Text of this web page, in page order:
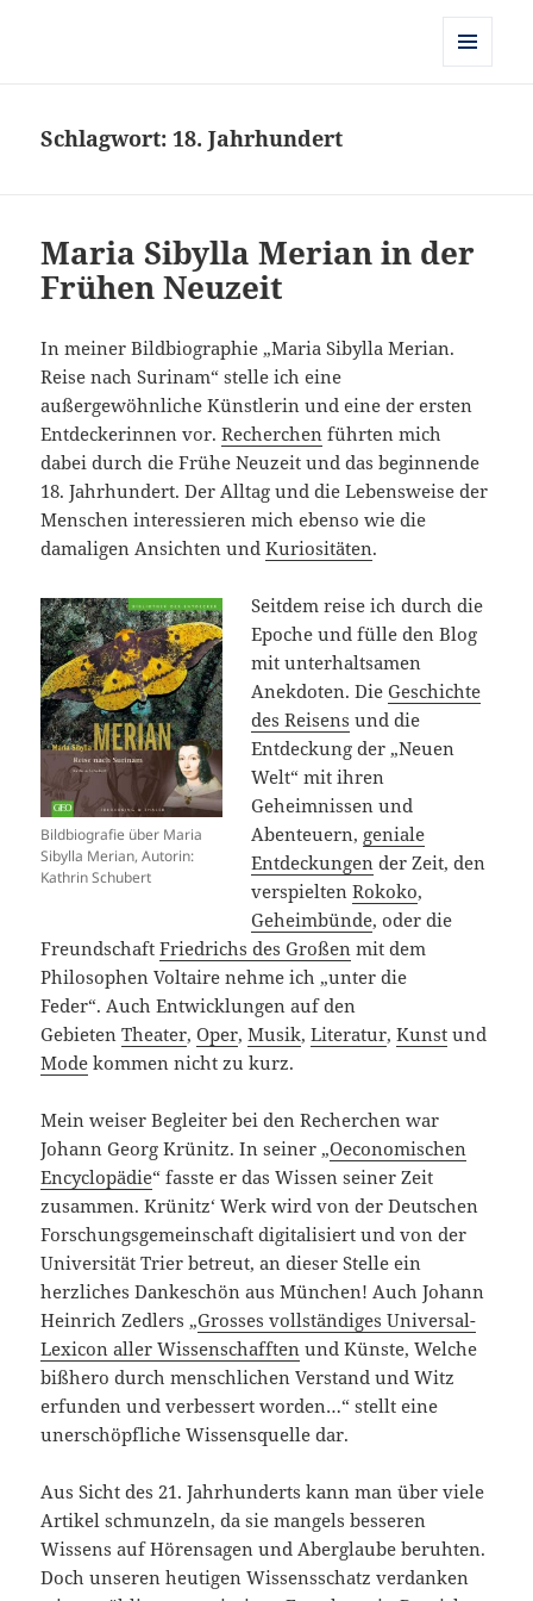
Schlagwort: 18. Jahrhundert
Maria Sibylla Merian in der
Frühen Neuzeit
In meiner Bildbiographie „Maria Sibylla Merian.
Reise nach Surinam“ stelle ich eine
außergewöhnliche Künstlerin und eine der ersten
Entdeckerinnen vor.Recherchen führten mich
dabei durch die Frühe Neuzeit und das beginnende
18. Jahrhundert. Der Alltag und die Lebensweise der
Menschen interessieren mich ebenso wie die
damaligen Ansichten undKuriositäten.
Bildbiografie über Maria
Sibylla Merian, Autorin:
Kathrin Schubert
Seitdem reise ich durch die
Epoche und fülle den Blog
mit unterhaltsamen
Anekdoten. DieGeschichte
des Reisens und die
Entdeckung der „Neuen
Welt“ mit ihren
Geheimnissen und
Abenteuern, geniale
Entdeckungen der Zeit, den
verspieltenRokoko,
Geheimbünde, oder die
FreundschaftFriedrichs des Großen mit dem
Philosophen Voltaire nehme ich „unter die
Feder“. Auch Entwicklungen auf den
GebietenTheater,Oper,Musik,Literatur,Kunst und
Mode kommen nicht zu kurz.
Mein weiser Begleiter bei den Recherchen war
Johann Georg Krünitz. In seiner „Oeconomischen
Encyclopädie“ fasste er das Wissen seiner Zeit
zusammen. Krünitz‘ Werk wird von der Deutschen
Forschungsgemeinschaft digitalisiert und von der
Universität Trier betreut, an dieser Stelle ein
herzliches Dankeschön aus München! Auch Johann
Heinrich Zedlers „Grosses vollständiges Universal-
Lexicon aller Wissenschafften und Künste, Welche
bißhero durch menschlichen Verstand und Witz
erfunden und verbessert worden…“ stellt eine
unerschöpfliche Wissensquelle dar.
Aus Sicht des 21. Jahrhunderts kann man über viele
Artikel schmunzeln, da sie mangels besseren
Wissens auf Hörensagen und Aberglaube beruhten.
Doch unseren heutigen Wissensschatz verdanken